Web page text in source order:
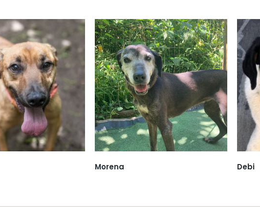
Morena Debi